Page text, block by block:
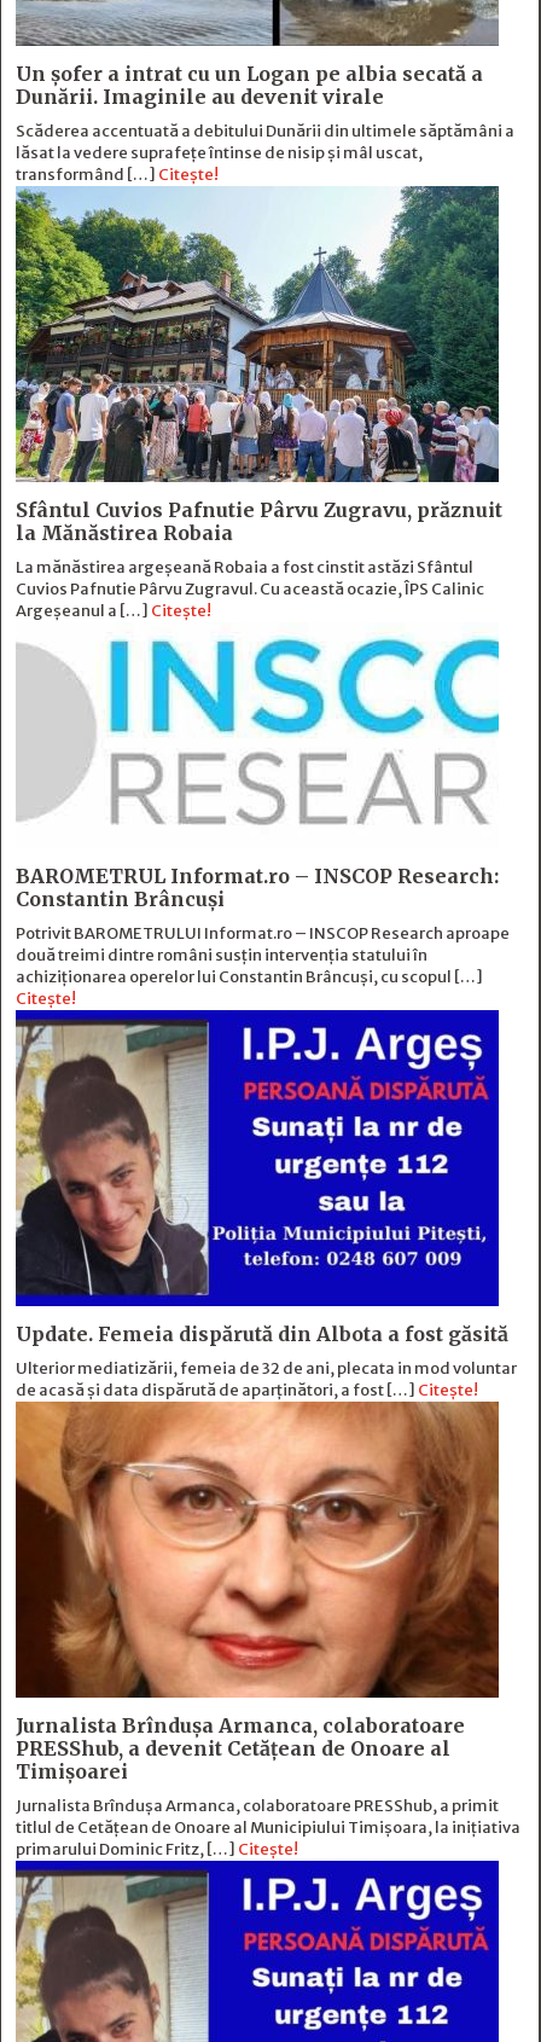
Un șofer a intrat cu un Logan pe albia secată a
Dunării. Imaginile au devenit virale
Scăderea accentuată a debitului Dunării din ultimele săptămâni a
lăsat la vedere suprafețe întinse de nisip și mâl uscat,
transformând […] Citește!
Sfântul Cuvios Pafnutie Pârvu Zugravu, prăznuit
la Mănăstirea Robaia
La mănăstirea argeșeană Robaia a fost cinstit astăzi Sfântul
Cuvios Pafnutie Pârvu Zugravul. Cu această ocazie, ÎPS Calinic
Argeșeanul a […] Citește!
BAROMETRUL Informat.ro – INSCOP Research:
Constantin Brâncuși
Potrivit BAROMETRULUI Informat.ro – INSCOP Research aproape
două treimi dintre români susțin intervenția statului în
achiziționarea operelor lui Constantin Brâncuși, cu scopul […]
Citește!
Update. Femeia dispărută din Albota a fost găsită
Ulterior mediatizării, femeia de 32 de ani, plecata in mod voluntar
de acasă și data dispărută de aparținători, a fost […] Citește!
Jurnalista Brîndușa Armanca, colaboratoare
PRESShub, a devenit Cetățean de Onoare al
Timișoarei
Jurnalista Brîndușa Armanca, colaboratoare PRESShub, a primit
titlul de Cetățean de Onoare al Municipiului Timișoara, la inițiativa
primarului Dominic Fritz, […] Citește!